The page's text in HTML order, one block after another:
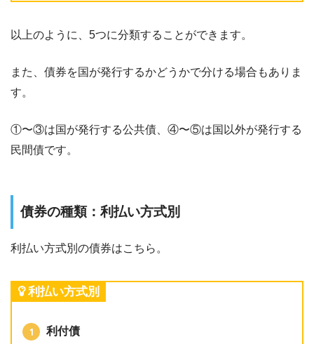
以上のように、5つに分類することができます。
また、債券を国が発行するかどうかで分ける場合もありま
す。
①〜③は国が発行する公共債、④〜⑤は国以外が発行する
民間債です。
債券の種類：利払い方式別
利払い方式別の債券はこちら。
利払い方式別
利付債